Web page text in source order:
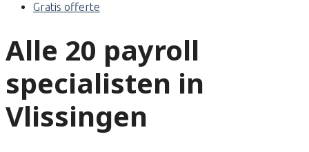
Gratis offerte
Alle 20 payroll
specialisten in
Vlissingen